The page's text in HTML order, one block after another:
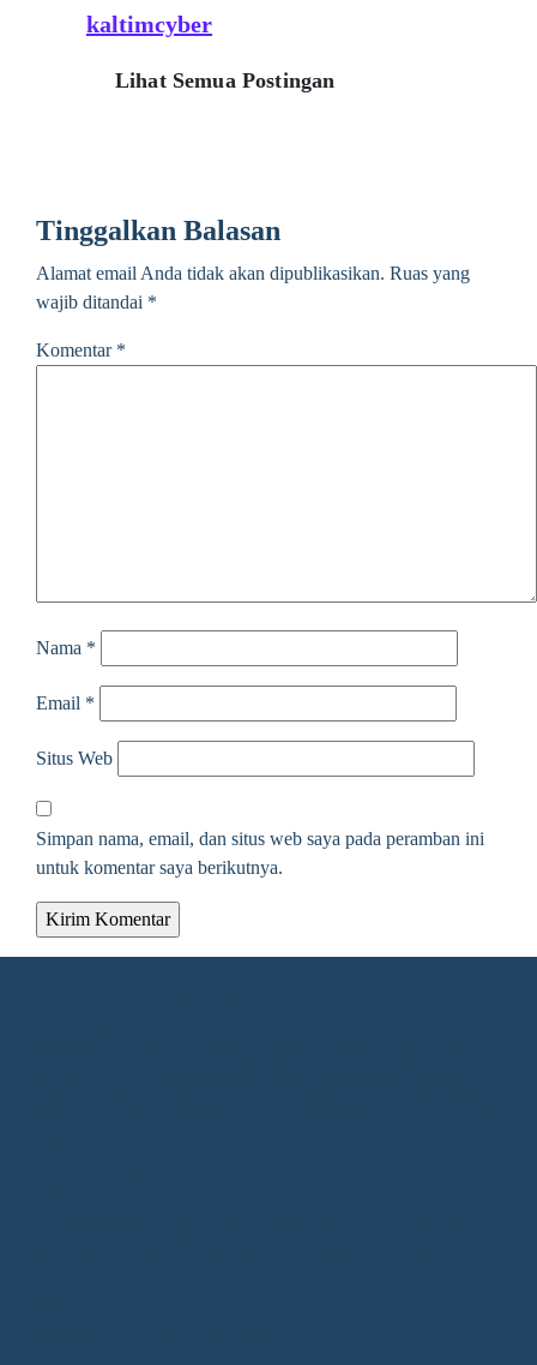
kaltimcyber
Lihat Semua Postingan
Tinggalkan Balasan
Alamat email Anda tidak akan dipublikasikan. Ruas yang
wajib ditandai *
Komentar *
Nama *
Email *
Situs Web
Simpan nama, email, dan situs web saya pada peramban ini
untuk komentar saya berikutnya.